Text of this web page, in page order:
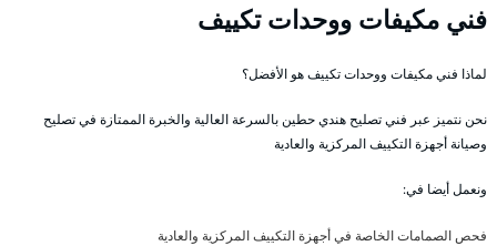
فني مكيفات ووحدات تكييف
لماذا فني مكيفات ووحدات تكييف هو الأفضل؟
نحن نتميز عبر فني تصليح هندي حطين بالسرعة العالية والخبرة الممتازة في تصليح
وصيانة أجهزة التكييف المركزية والعادية
ونعمل أيضا في:
فحص الصمامات الخاصة في أجهزة التكييف المركزية والعادية